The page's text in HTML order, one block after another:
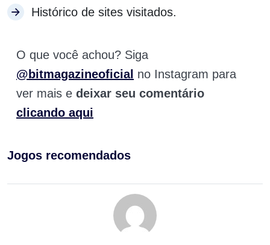
Histórico de sites visitados.
O que você achou? Siga
@bitmagazineoficial no Instagram para
ver mais e deixar seu comentário
clicando aqui
Jogos recomendados